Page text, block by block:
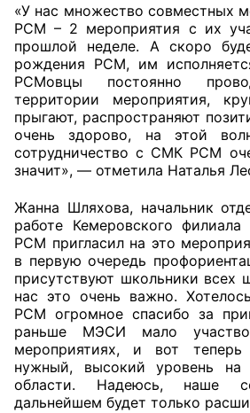
Соглашения
Рекомендации
Порядок работы ЦОН
Аппарат ОП КО
Доходы руководителя за
«У нас множество совместных
РСМ – 2 мероприятия с их
прошлой неделе. А скоро
рождения РСМ, им
РСМовцы постоянно
территории мероприятия,
прыгают, распространяют
очень здорово, на этой
сотрудничество с СМК РСМ
значит», — отметила Наталья
Жанна Шляхова, начальник
работе Кемеровского
РСМ пригласил на это
в первую очередь
присутствуют школьники всех
нас это очень важно.
РСМ огромное спасибо за
раньше МЭСИ мало
мероприятиях, и вот
нужный, высокий уровень на
области. Надеюсь, наше
дальнейшем будет только